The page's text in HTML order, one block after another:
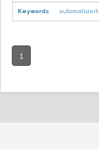
Keywords
1